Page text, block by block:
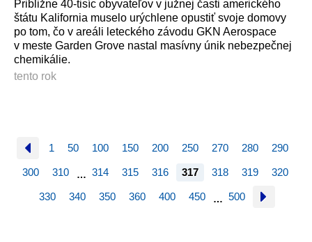
Približne 40-tisíc obyvateľov v južnej časti amerického
štátu Kalifornia muselo urýchlene opustiť svoje domovy
po tom, čo v areáli leteckého závodu GKN Aerospace
v meste Garden Grove nastal masívny únik nebezpečnej
chemikálie.
tento rok
1 50 100 150 200 250 270 280 290
300 310 … 314 315 316 317 318 319 320
330 340 350 360 400 450 … 500